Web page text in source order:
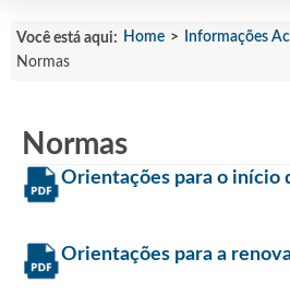
Você está aqui: Home > Informações
Normas
Normas
Orientações para o início
Orientações para a